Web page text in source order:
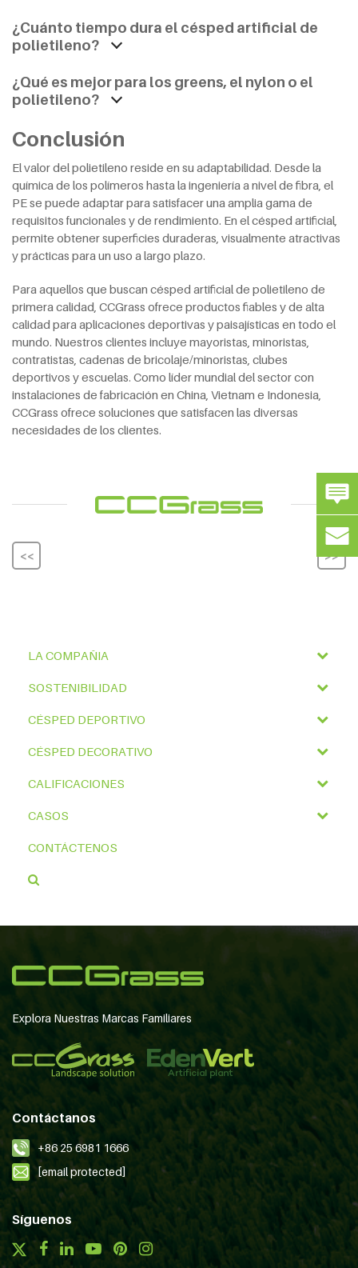
¿Cuánto tiempo dura el césped artificial de
polietileno?
¿Qué es mejor para los greens, el nylon o el
polietileno?
Conclusión
El valor del polietileno reside en su adaptabilidad. Desde la
química de los polímeros hasta la ingeniería a nivel de fibra, el
PE se puede adaptar para satisfacer una amplia gama de
requisitos funcionales y de rendimiento. En el césped artificial,
permite obtener superficies duraderas, visualmente atractivas
y prácticas para un uso a largo plazo.
Para aquellos que buscan césped artificial de polietileno de
primera calidad, CCGrass ofrece productos fiables y de alta
calidad para aplicaciones deportivas y paisajísticas en todo el
mundo. Nuestros clientes incluye mayoristas, minoristas,
contratistas, cadenas de bricolaje/minoristas, clubes
deportivos y escuelas. Como líder mundial del sector con
instalaciones de fabricación en China, Vietnam e Indonesia,
CCGrass ofrece soluciones que satisfacen las diversas
necesidades de los clientes.
<< >>
LA COMPAÑIA
SOSTENIBILIDAD
CÉSPED DEPORTIVO
CÉSPED DECORATIVO
CALIFICACIONES
CASOS
CONTÁCTENOS
Explora Nuestras Marcas Familiares
Contáctanos
+86 25 6981 1666
[email protected]
Síguenos